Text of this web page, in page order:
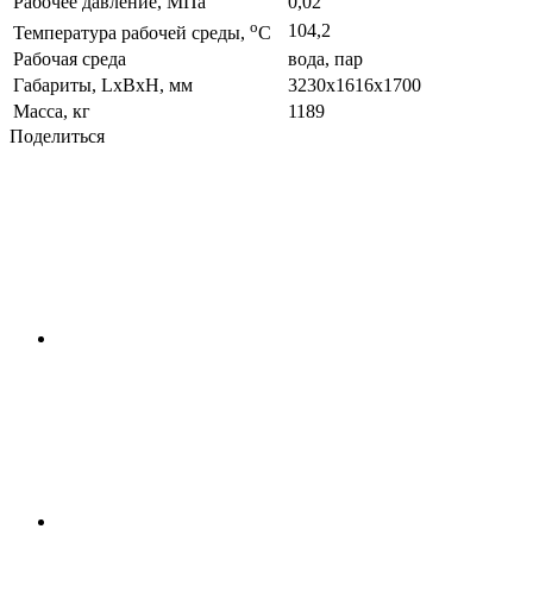
Температура рабочей среды, оС
104,2
Рабочая среда
вода, пар
Габариты, LxBxH, мм
3230х1616х1700
Масса, кг
1189
Поделиться